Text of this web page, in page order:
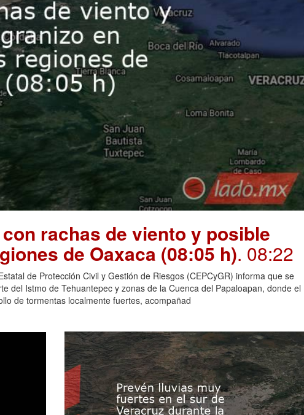
rachas de viento y posible
de Oaxaca (08:05 h). 08:22
de Protección Civil y Gestión de Riesgos (CEPCyGR) informa que se
del Istmo de Tehuantepec y zonas de la Cuenca del Papaloapan, donde el
de tormentas localmente fuertes, acompañad